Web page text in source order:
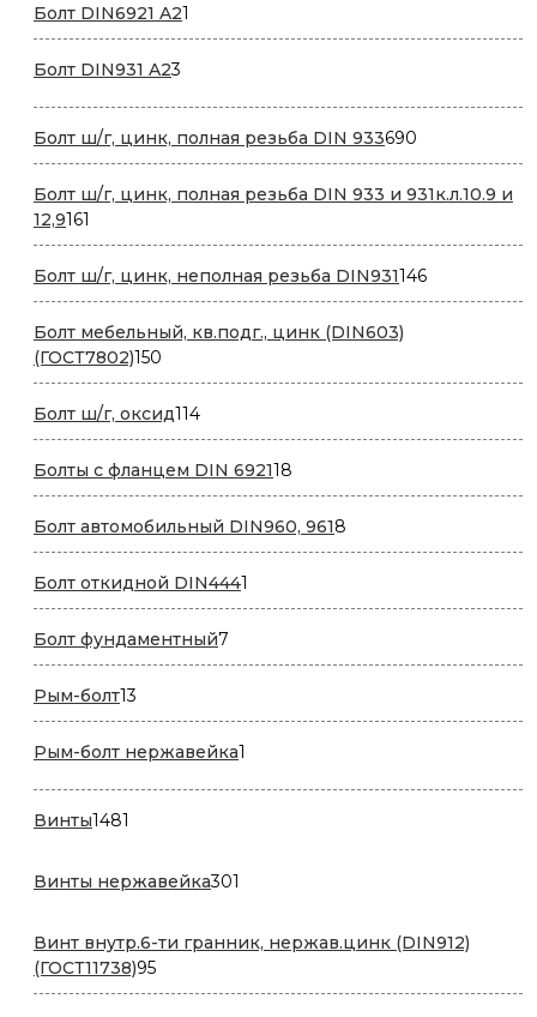
Болт DIN6921 A21
товар
Болт DIN931 A23
Болт ш/г, цинк, полная резьба DIN 933690
товаров
Болт ш/г, цинк, полная резьба DIN 933 и 931к.л.10.9 и
12,9161
товар
Болт ш/г, цинк, неполная резьба DIN931146146
товаров
Болт мебельный, кв.подг., цинк (DIN603)
(ГОСТ7802)150
товаров
Болт ш/г, оксид114114
товаров
Болты с фланцем DIN 692118
товаров
Болт автомобильный DIN960, 9618
товаров
Болт откидной DIN4441
товар
Болт фундаментный7
товаров
Рым-болт13
товаров
Рым-болт нержавейка1
Винты1481
Винты нержавейка301
Винт внутр.6-ти гранник, нержав.цинк (DIN912)
(ГОСТ11738)9595
товаров